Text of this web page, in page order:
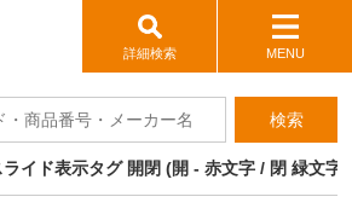
詳細検索 MENU
検索
ライド表示タグ 開閉 (開 - 赤文字 / 閉 緑文字